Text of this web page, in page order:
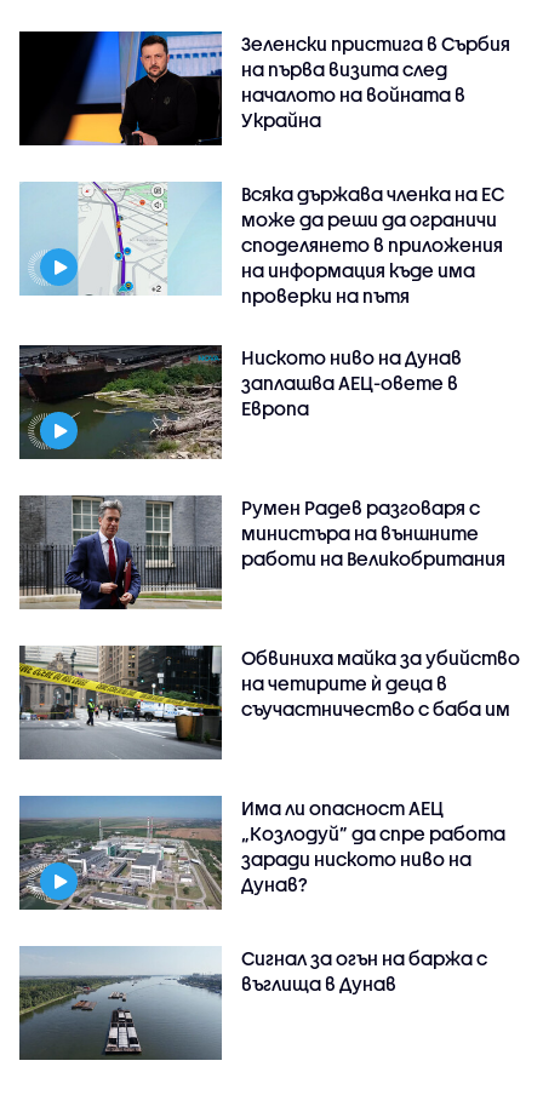
Зеленски пристига в Сърбия
на първа визита след
началото на войната в
Украйна
Всяка държава членка на ЕС
може да реши да ограничи
споделянето в приложения
на информация къде има
проверки на пътя
Ниското ниво на Дунав
заплашва АЕЦ-овете в
Европа
Румен Радев разговаря с
министъра на външните
работи на Великобритания
Обвиниха майка за убийство
на четирите ѝ деца в
съучастничество с баба им
Има ли опасност АЕЦ
„Козлодуй” да спре работа
заради ниското ниво на
Дунав?
Сигнал за огън на баржа с
въглища в Дунав